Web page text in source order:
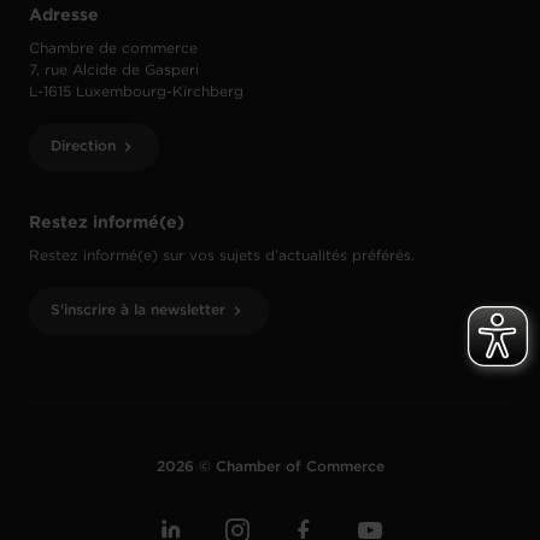
Restez informé(e)
Restez informé(e) sur vos sujets d’actualités préférés.
S'inscrire à la newsletter
Adresse
Chambre de commerce
7, rue Alcide de Gasperi
L-1615 Luxembourg-Kirchberg
Direction
2026 © Chamber of Commerce